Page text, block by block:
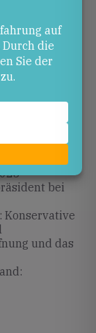
in Thailand
Änderungen
bei
Konservative
und das